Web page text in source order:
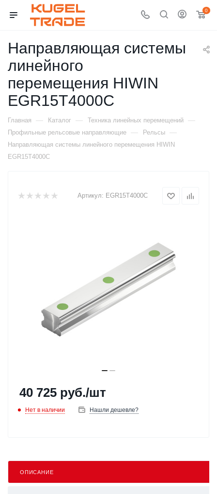
0
Направляющая системы
линейного
перемещения HIWIN
EGR15T4000C
Главная — Каталог — Техника линейных перемещений —
Профильные рельсовые направляющие — Рельсы —
Направляющая системы линейного перемещения HIWIN
EGR15T4000C
Артикул: EGR15T4000C
40 725 руб./шт
Нет в наличии Нашли дешевле?
ОПИСАНИЕ